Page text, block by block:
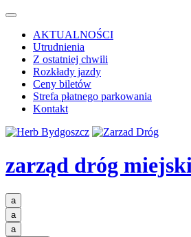
AKTUALNOŚCI
Utrudnienia
Z ostatniej chwili
Rozkłady jazdy
Ceny biletów
Strefa płatnego parkowania
Kontakt
zarząd dróg
a
a
a